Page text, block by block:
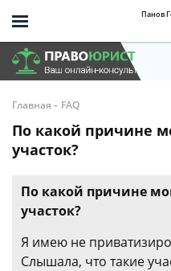
Панов
Главная - FAQ
По какой причине
участок?
По какой причине
участок?
Я имею не
Слышала, что такие